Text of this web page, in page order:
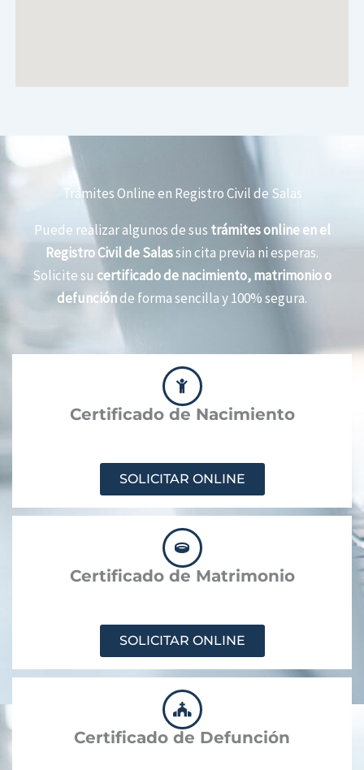
Trámites Online en Registro Civil de Salas
Puede realizar algunos de sus trámites online en el
Registro Civil de Salassin cita previa ni esperas.
Solicite su certificado de nacimiento, matrimonio o
defunciónde forma sencilla y 100% segura.
Certificado de Nacimiento
SOLICITAR ONLINE
Certificado de Matrimonio
SOLICITAR ONLINE
Certificado de Defunción